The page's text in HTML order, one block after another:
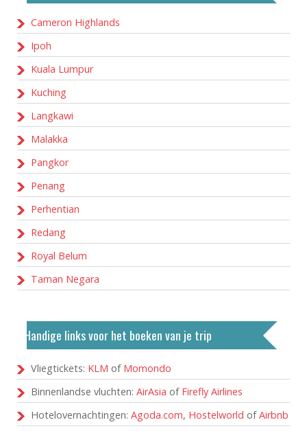
Cameron Highlands
Ipoh
Kuala Lumpur
Kuching
Langkawi
Malakka
Pangkor
Penang
Perhentian
Redang
Royal Belum
Taman Negara
Handige links voor het boeken van je trip
Vliegtickets: KLM of Momondo
Binnenlandse vluchten: AirAsia of Firefly Airlines
Hotelovernachtingen: Agoda.com, Hostelworld ofAirbnb